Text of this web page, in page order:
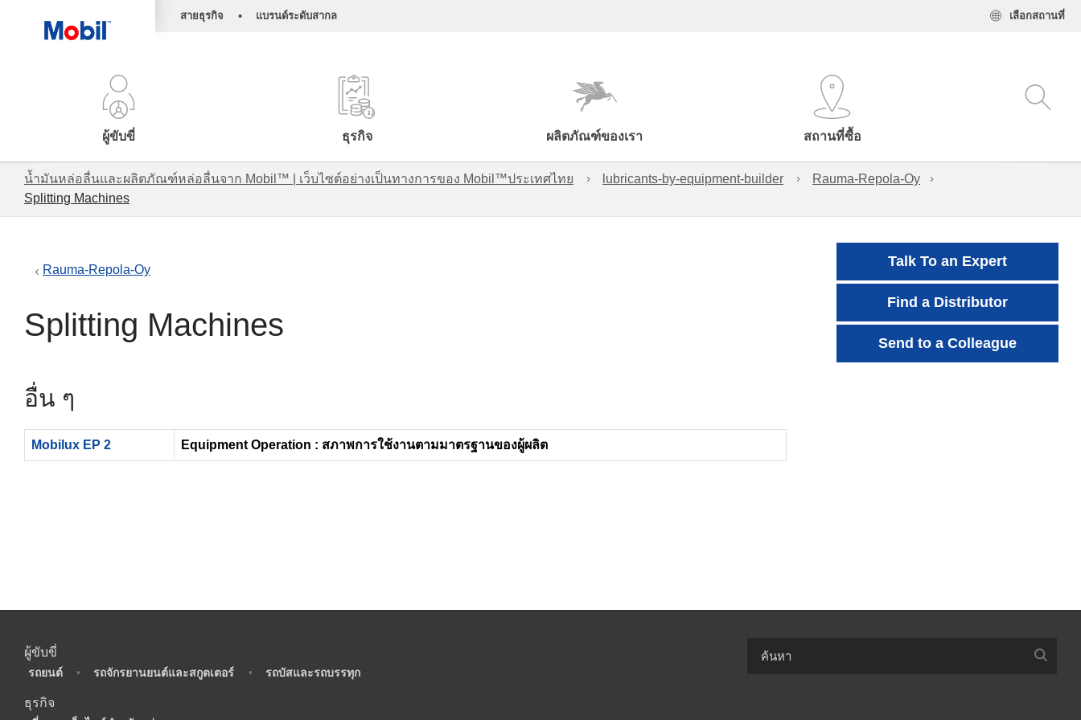
สายธุรกิจ • แบรนด์ระดับสากล เลือกสถานที่
ผู้ขับขี่ ธุรกิจ ผลิตภัณฑ์ของเรา สถานที่ซื้อ
น้ำมันหล่อลื่นและผลิตภัณฑ์หล่อลื่นจาก Mobil™ | เว็บไซต์อย่างเป็นทางการของ Mobil™ประเทศไทย lubricants-by-equipment-builder
Rauma-Repola-Oy
Splitting Machines
Rauma-Repola-Oy
Splitting Machines
อื่น ๆ
Mobilux EP 2 Equipment Operation : สภาพการใช้งานตามมาตรฐานของผู้ผลิต
Talk To an Expert
Find a Distributor
Send to a Colleague
ผู้ขับขี่
รถยนต์ • รถจักรยานยนต์และสกูตเตอร์ • รถบัสและรถบรรทุก
ธุรกิจ